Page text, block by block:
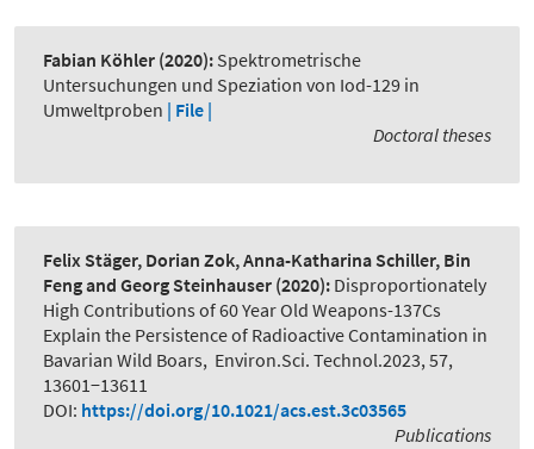
Fabian Köhler (2020): Spektrometrische
Untersuchungen und Speziation von Iod-129 in
Umweltproben | File |
Doctoral theses
Felix Stäger, Dorian Zok, Anna-Katharina Schiller, Bin
Feng and Georg Steinhauser (2020): Disproportionately
High Contributions of 60 Year Old Weapons-137Cs
Explain the Persistence of Radioactive Contamination in
Bavarian Wild Boars, Environ.Sci. Technol.2023, 57,
13601−13611
DOI: https://doi.org/10.1021/acs.est.3c03565
Publications